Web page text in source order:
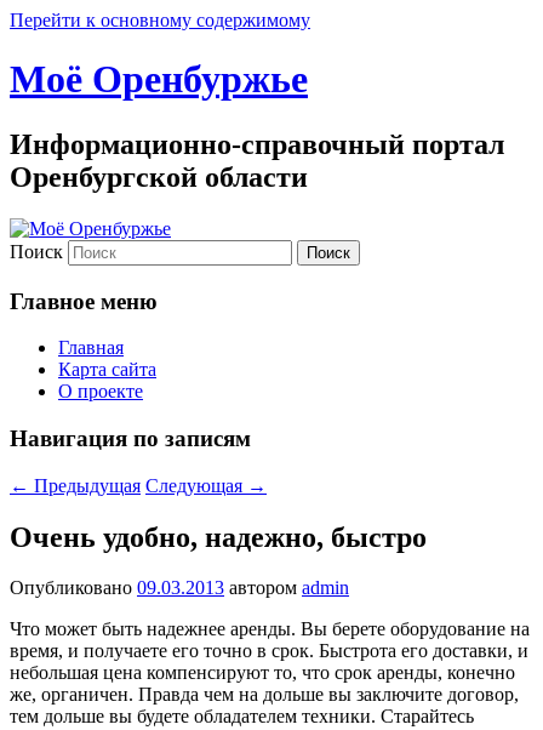
Перейти к основному содержимому
Моё Оренбуржье
Информационно-справочный портал
Оренбургской области
Поиск
Главное меню
Главная
Карта сайта
О проекте
Навигация по записям
← Предыдущая Следующая →
Очень удобно, надежно, быстро
Опубликовано 09.03.2013 автором admin
Что может быть надежнее аренды. Вы берете оборудование на
время, и получаете его точно в срок. Быстрота его доставки, и
небольшая цена компенсируют то, что срок аренды, конечно
же, органичен. Правда чем на дольше вы заключите договор,
тем дольше вы будете обладателем техники. Старайтесь